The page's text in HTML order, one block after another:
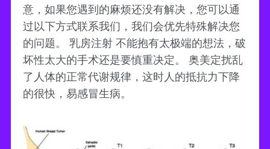
意，如果您遇到的麻烦还没有解决，您可以通
过以下方式联系我们，我们会优先特殊解决您
的问题。 乳房注射 不能抱有太极端的想法，破
坏性太大的手术还是要慎重决定。 奥美定扰乱
了人体的正常代谢规律，这时人的抵抗力下降
的很快，易感冒生病。